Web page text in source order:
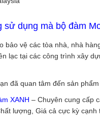
sử dụng mà bộ đàm
bảo vệ các tòa nhà, nhà
lạc tại các công trình xây
đã quan tâm đến sản
XANH – Chuyên cung cấp
lượng, Giá cả cực kỳ cạnh